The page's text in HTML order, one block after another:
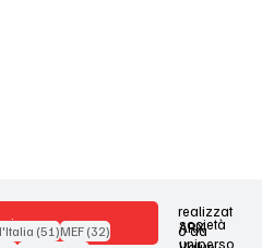
realizzat
o da
società
uniperso
ARX
(51)51 post
MEF (32)32 post